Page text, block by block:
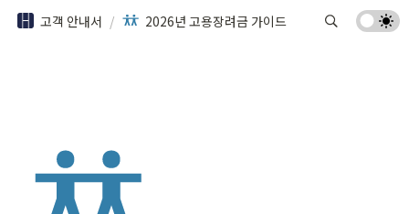
고객 안내서 / 2026년 고용장려금 가이드